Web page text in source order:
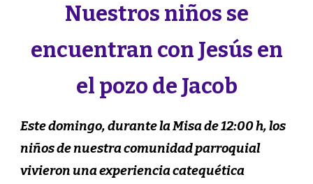
Nuestros niños se
encuentran con Jesús en
el pozo de Jacob
Este domingo, durante la Misa de 12:00 h, los
niños de nuestra comunidad parroquial
vivieron una experiencia catequética